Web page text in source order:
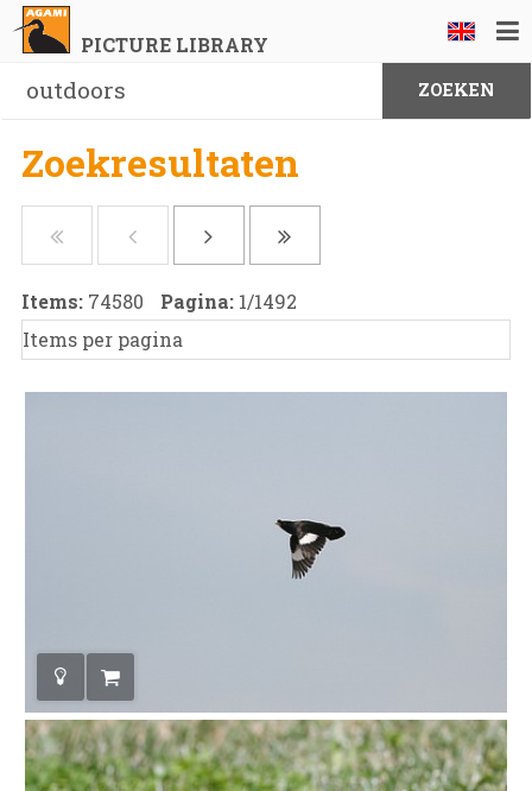
PICTURE LIBRARY
Zoekresultaten
Items: 74580 Pagina: 1/1492